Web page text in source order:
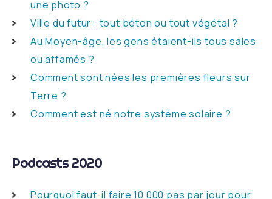
une photo ?
Ville du futur : tout béton ou tout végétal ?
Au Moyen-âge, les gens étaient-ils tous sales
ou affamés ?
Comment sont nées les premières fleurs sur
Terre ?
Comment est né notre système solaire ?
Podcasts 2020
Pourquoi faut-il faire 10 000 pas par jour pour